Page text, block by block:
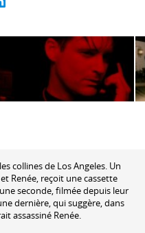
collines de Los Angeles. Un
Renée, reçoit une cassette
seconde, filmée depuis leur
dernière, qui suggère, dans
assassiné Renée.